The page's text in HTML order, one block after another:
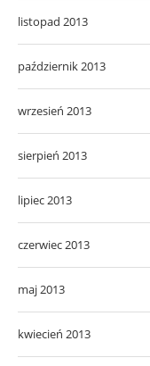
listopad 2013
październik 2013
wrzesień 2013
sierpień 2013
lipiec 2013
czerwiec 2013
maj 2013
kwiecień 2013